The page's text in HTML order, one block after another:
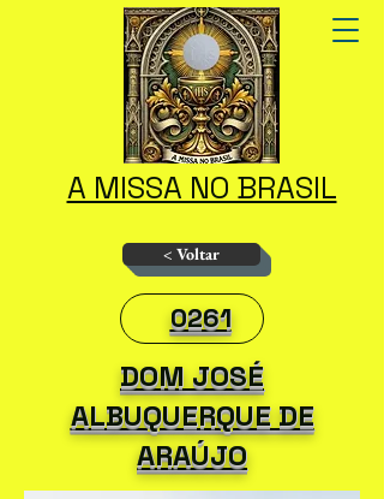
A MISSA NO BRASIL
< Voltar
0261
DOM JOSÉ
ALBUQUERQUE DE
ARAÚJO